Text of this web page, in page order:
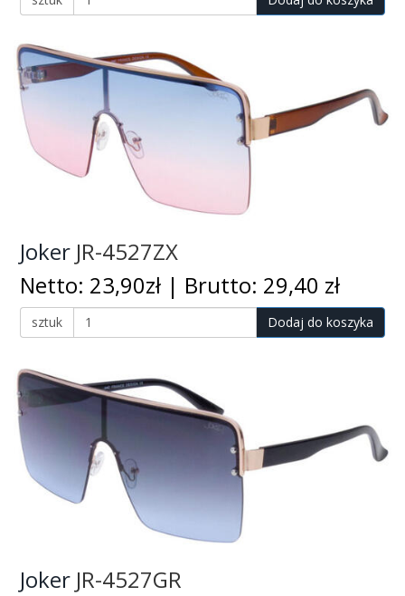
Joker JR-4527ZX
Netto: 23,90zł | Brutto: 29,40 zł
sztuk Dodaj do koszyka
Joker JR-4527GR